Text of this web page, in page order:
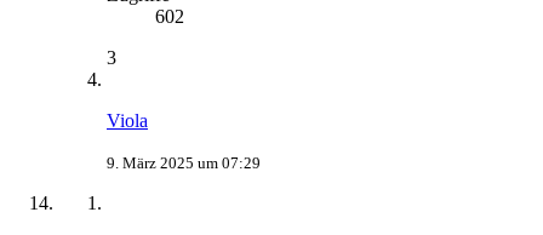
602
3
Viola
9. März 2025 um 07:29